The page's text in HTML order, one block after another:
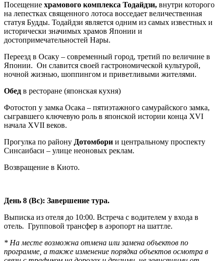
Посещение храмового комплекса Тодайдзи, внутри которого
на лепестках священного лотоса восседает величественная
статуя Будды. Тодайдзи является одним из самых известных и
исторически значимых храмов Японии и
достопримечательностей Нары.
Переезд в Осаку – современный город, третий по величине в
Японии. Он славится своей гастрономической культурой,
ночной жизнью, шоппингом и приветливыми жителями.
Обед в ресторане (японская кухня)
Фотостоп у замка Осака – пятиэтажного самурайского замка,
сыгравшего ключевую роль в японской истории конца XVI
начала XVII веков.
Прогулка по району Дотомбори и центральному проспекту
Синсаибаси – улице неоновых реклам.
Возвращение в Киото.
День 8 (Вс): Завершение тура.
Выписка из отеля до 10:00. Встреча с водителем у входа в
отель. Групповой трансфер в аэропорт на шаттле.
* На месте возможна отмена или замена объектов по
программе, а также изменение порядка объектов осмотра в